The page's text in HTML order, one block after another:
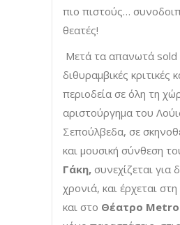
πιο πιστούς…
θεατές!
Μετά τα απανωτά sold
διθυραμβικές κριτικές
περιοδεία σε όλη τη
αριστούργημα του
Σεπούλβεδα, σε
και μουσική σύνθεση
Γάκη, συνεχίζεται για
χρονιά, και έρχεται
και στο Θέατρο